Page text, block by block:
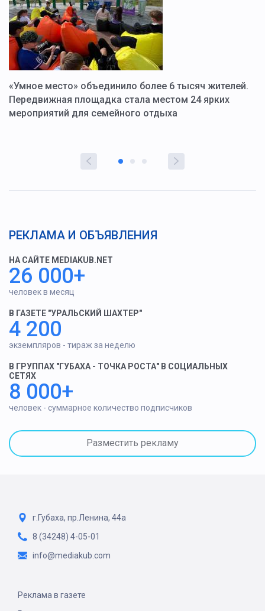
«Умное место» объединило более 6 тысяч жителей.
Передвижная площадка стала местом 24 ярких
мероприятий для семейного отдыха
РЕКЛАМА И ОБЪЯВЛЕНИЯ
НА САЙТЕ MEDIAKUB.NET
26 000+
человек в месяц
В ГАЗЕТЕ "УРАЛЬСКИЙ ШАХТЕР"
4 200
экземпляров - тираж за неделю
В ГРУППАХ "ГУБАХА - ТОЧКА РОСТА" В СОЦИАЛЬНЫХ
СЕТЯХ
8 000+
человек - суммарное количество подписчиков
Разместить рекламу
г.Губаха, пр.Ленина, 44а
8 (34248) 4-05-01
info@mediakub.com
Реклама в газете